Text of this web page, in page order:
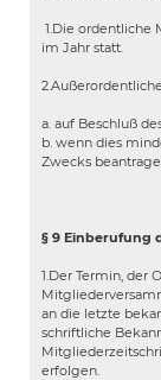
1.Die ordentliche
im Jahr statt.
a. auf Beschluß
b. wenn dies
Zwecks
§ 9 Einberufung
1.Der Termin, der
an die letzte
schriftliche
erfolgen.